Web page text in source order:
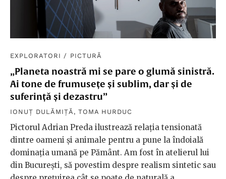
EXPLORATORI / PICTURĂ
„Planeta noastră mi se pare o glumă sinistră.
Ai tone de frumusețe și sublim, dar şi de
suferință și dezastru”
IONUȚ DULĂMIȚĂ , TOMA HURDUC
Pictorul Adrian Preda ilustrează relaţia tensionată
dintre oameni şi animale pentru a pune la îndoială
dominația umană pe Pământ. Am fost în atelierul lui
din București, să povestim despre realism sintetic sau